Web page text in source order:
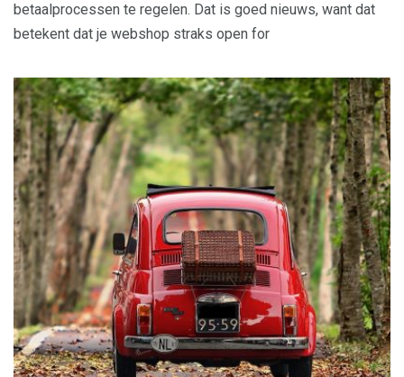
betaalprocessen te regelen. Dat is goed nieuws, want dat
betekent dat je webshop straks open for